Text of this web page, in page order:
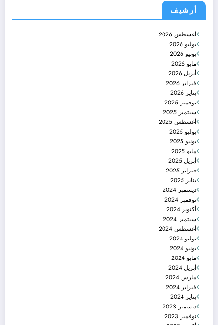
أرشيف
أغسطس 2026
يوليو 2026
يونيو 2026
مايو 2026
أبريل 2026
فبراير 2026
يناير 2026
نوفمبر 2025
سبتمبر 2025
أغسطس 2025
يوليو 2025
يونيو 2025
مايو 2025
أبريل 2025
فبراير 2025
يناير 2025
ديسمبر 2024
نوفمبر 2024
أكتوبر 2024
سبتمبر 2024
أغسطس 2024
يوليو 2024
يونيو 2024
مايو 2024
أبريل 2024
مارس 2024
فبراير 2024
يناير 2024
ديسمبر 2023
نوفمبر 2023